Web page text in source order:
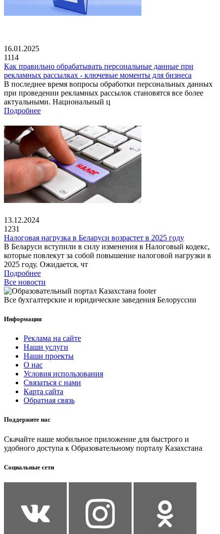
16.01.2025
1114
Как правильно обрабатывать персональные данные при
рекламных рассылках - ключевые моменты для бизнеса
В последнее время вопросы обработки персональных данных
при проведении рекламных рассылок становятся все более
актуальными. Национальный ц
Подробнее
13.12.2024
1231
Налоговая нагрузка в Беларуси возрастет в 2025 году
В Беларуси вступили в силу изменения в Налоговый кодекс,
которые повлекут за собой повышение налоговой нагрузки в
2025 году. Ожидается, чт
Подробнее
Все новости
Все бухгалтерские и юридические заведения Белоруссии
Информация
Реклама на сайте
Наши услуги
Наши проекты
О нас
Условия использования
Связаться с нами
Карта сайта
Обратная связь
Поддержите нас
Скачайте наше мобильное приложение для быстрого и
удобного доступа к Образовательному порталу Казахстана
Социальные сети